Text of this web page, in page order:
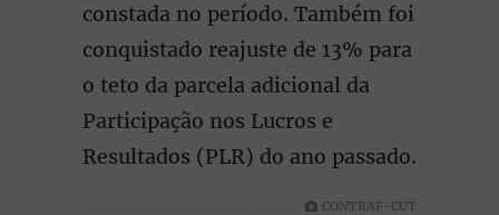
constada no período. Também foi
conquistado reajuste de 13% para
o teto da parcela adicional da
Participação nos Lucros e
Resultados (PLR) do ano passado.
CONTRAF-CUT